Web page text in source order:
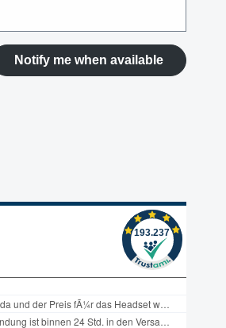
Notify me when available